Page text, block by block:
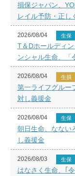
損保ジャパン、
レイル予防・正し
2026/08/04 生保
T＆Dホールディ
ンシャル生命、「
2026/08/04 生損
第一ライフグルー
対し義援金
2026/08/04 生保
朝日生命、なない
し義援金
2026/08/03 生保
はなさく生命、｢